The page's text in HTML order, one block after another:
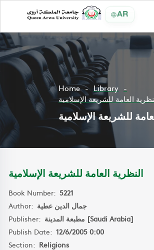
AR
Home
Library
العامة للشريعة الإسلامية
للشريعة الإسلامية
النظرية العامة للشريعة الإسلامية
Book Number: 5221
Author: جمال الدين عطية
Publisher:
مطبعة المدينة [Saudi Arabia]
Publish Date: 12/6/2005 0:00
Section: Religions